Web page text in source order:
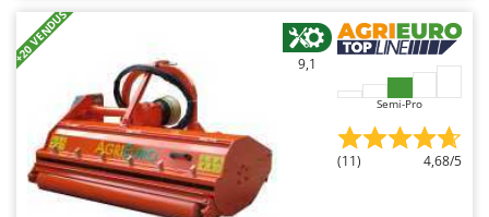
Weber
Wiper EcoRobot
Wolf Garten
Wortex
Worx
+20 VENDUS 9,1
Semi-Pro
(11) 4,68/5